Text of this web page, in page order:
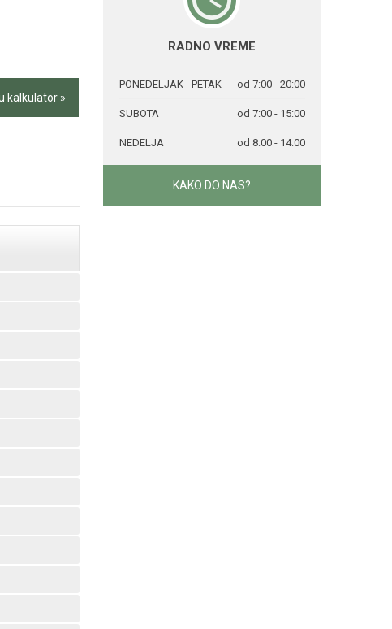
kalkulator »
RADNO VREME
PONEDELJAK - PETAK od 7:00 - 20:00
SUBOTA od 7:00 - 15:00
NEDELJA od 8:00 - 14:00
KAKO DO NAS?